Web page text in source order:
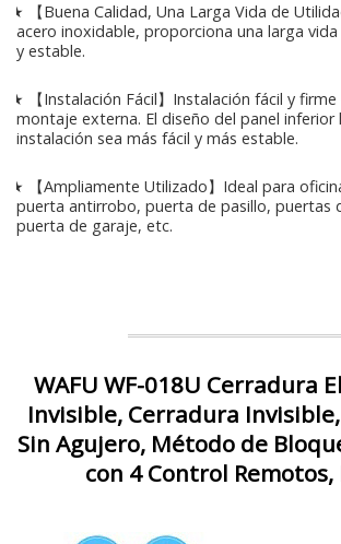
★ 【Buena Calidad, Una Larga Vida de
acero inoxidable, proporciona una larga
y estable.
★ 【Instalación Fácil】Instalación fácil y
montaje externa. El diseño del panel inferior
instalación sea más fácil y más estable.
★ 【Ampliamente Utilizado】Ideal para
puerta antirrobo, puerta de pasillo, puertas
puerta de garaje, etc.
WAFU WF-018U Cerradura
Invisible, Cerradura
Sin Agujero, Método de
con 4 Control Remotos,